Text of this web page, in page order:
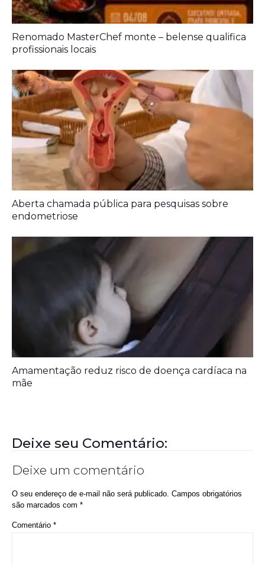
Renomado MasterChef monte – belense qualifica
profissionais locais
Aberta chamada pública para pesquisas sobre
endometriose
Amamentação reduz risco de doença cardíaca na
mãe
Deixe seu Comentário:
Deixe um comentário
O seu endereço de e-mail não será publicado. Campos obrigatórios
são marcados com *
Comentário *